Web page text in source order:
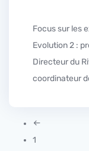
Focus sur les expériences et activités proposées par
Evolution 2 :
Directeur du
coordinateur
1